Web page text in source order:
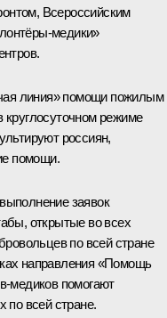
Всероссийским
линия» помощи пожилым
режиме
россиян,
помощи.
заявок
открытые во всех
по всей стране
направления «Помощь
медиков помогают
по всей стране.